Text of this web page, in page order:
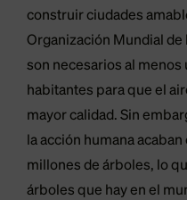
construir ciudades
Organización Mundial de
son necesarios al menos
habitantes para que el
mayor calidad. Sin
la acción humana
millones de árboles, lo
árboles que hay en el